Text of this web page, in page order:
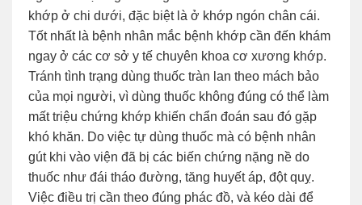
khớp ở chi dưới, đặc biệt là ở khớp ngón chân cái.
Tốt nhất là bệnh nhân mắc bệnh khớp cần đến khám
ngay ở các cơ sở y tế chuyên khoa cơ xương khớp.
Tránh tình trạng dùng thuốc tràn lan theo mách bảo
của mọi người, vì dùng thuốc không đúng có thể làm
mất triệu chứng khớp khiến chẩn đoán sau đó gặp
khó khăn. Do việc tự dùng thuốc mà có bệnh nhân
gút khi vào viện đã bị các biến chứng nặng nề do
thuốc như đái tháo đường, tăng huyết áp, đột quỵ.
Việc điều trị cần theo đúng phác đồ, và kéo dài để